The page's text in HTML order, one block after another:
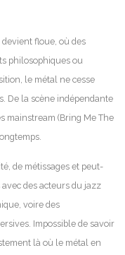
floue, où des
philosophiques ou
le métal ne cesse
De la scène indépendante
mainstream (Bring Me The
de métissages et peut-
des acteurs du jazz
voire des
Impossible de savoir
là où le métal en